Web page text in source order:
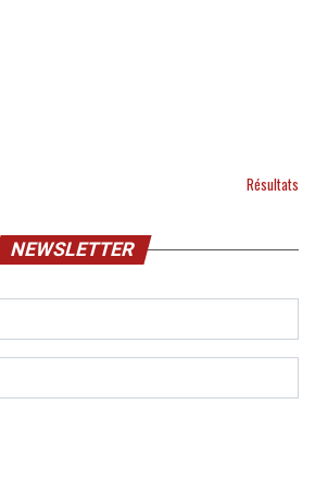
Résultats
NEWSLETTER